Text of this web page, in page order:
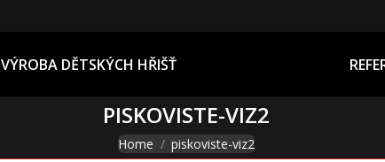
VÝROBA DĚTSKÝCH HŘIŠŤ
PISKOVISTE-VIZ2
You are here:
Home piskoviste-viz2